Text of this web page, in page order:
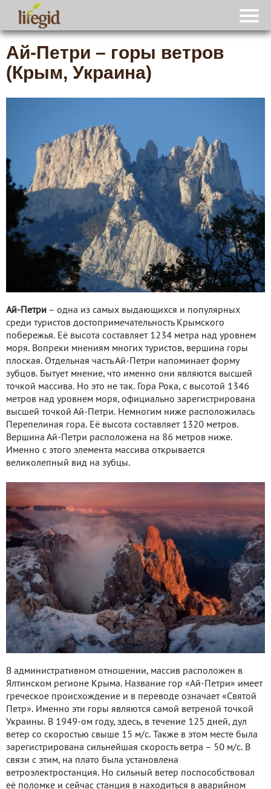
Ай-Петри – горы ветров
(Крым, Украина)
Ай-Петри – одна из самых выдающихся и популярных
среди туристов достопримечательность Крымского
побережья. Её высота составляет 1234 метра над уровнем
моря. Вопреки мнениям многих туристов, вершина горы
плоская. Отдельная часть Ай-Петри напоминает форму
зубцов. Бытует мнение, что именно они являются высшей
точкой массива. Но это не так. Гора Рока, с высотой 1346
метров над уровнем моря, официально зарегистрирована
высшей точкой Ай-Петри. Немногим ниже расположилась
Перепелиная гора. Её высота составляет 1320 метров.
Вершина Ай-Петри расположена на 86 метров ниже.
Именно с этого элемента массива открывается
великолепный вид на зубцы.
В административном отношении, массив расположен в
Ялтинском регионе Крыма. Название гор «Ай-Петри» имеет
греческое происхождение и в переводе означает «Святой
Петр». Именно эти горы являются самой ветреной точкой
Украины. В 1949-ом году, здесь, в течение 125 дней, дул
ветер со скоростью свыше 15 м/с. Также в этом месте была
зарегистрирована сильнейшая скорость ветра – 50 м/с. В
связи с этим, на плато была установлена
ветроэлектростанция. Но сильный ветер поспособствовал
её поломке и сейчас станция в находиться в аварийном